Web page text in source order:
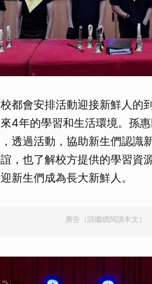
都會安排活動迎接新鮮人的
4年的學習和生活環境。孫
透過活動，協助新生們認識
，也了解校方提供的學習資
新生們成為長大新鮮人。
廣告（請繼續閱讀本文）